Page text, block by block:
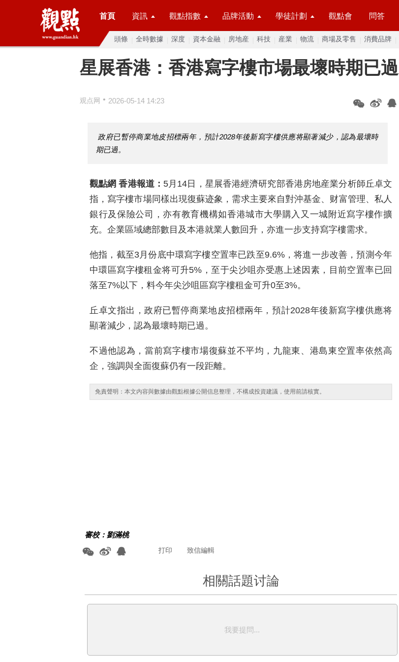
首頁 資訊 觀點指數 品牌活動 學徒計劃 觀點會 問答
頭條 全時數據 深度 資本金融 房地産 科技 産業 物流 商場及零售 消費品牌
星展香港：香港寫字樓市場最壞時期已過
观点网 • 2026-05-14 14:23
政府已暫停商業地皮招標兩年，預計2028年後新寫字樓供應将顯著減少，認為最壞時
期已過。
觀點網 香港報道： 5月14日，星展香港經濟研究部香港房地産業分析師丘卓文
指，寫字樓市場同樣出現復蘇迹象，需求主要來自對沖基金、财富管理、私人
銀行及保險公司，亦有教育機構如香港城市大學購入又一城附近寫字樓作擴
充。企業區域總部數目及本港就業人數回升，亦進一步支持寫字樓需求。
他指，截至3月份底中環寫字樓空置率已跌至9.6%，将進一步改善，預測今年
中環區寫字樓租金将可升5%，至于尖沙咀亦受惠上述因素，目前空置率已回
落至7%以下，料今年尖沙咀區寫字樓租金可升0至3%。
丘卓文指出，政府已暫停商業地皮招標兩年，預計2028年後新寫字樓供應将
顯著減少，認為最壞時期已過。
不過他認為，當前寫字樓市場復蘇並不平均，九龍東、港島東空置率依然高
企，強調與全面復蘇仍有一段距離。
免責聲明：本文内容與數據由觀點根據公開信息整理，不構成投資建議，使用前請核實。
審校：劉滿桃
致信編輯
打印
相關話題讨論
我要提問...